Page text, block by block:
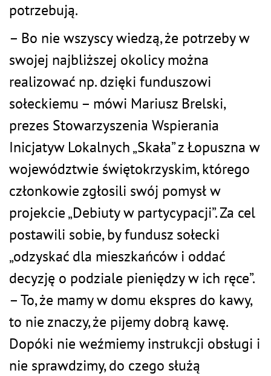
potrzebują.
– Bo nie wszyscy wiedzą, że potrzeby w
swojej najbliższej okolicy można
realizować np. dzięki funduszowi
sołeckiemu – mówi Mariusz Brelski,
prezes Stowarzyszenia Wspierania
Inicjatyw Lokalnych „Skała” z Łopuszna w
województwie świętokrzyskim, którego
członkowie zgłosili swój pomysł w
projekcie „Debiuty w partycypacji”. Za cel
postawili sobie, by fundusz sołecki
„odzyskać dla mieszkańców i oddać
decyzję o podziale pieniędzy w ich ręce”.
– To, że mamy w domu ekspres do kawy,
to nie znaczy, że pijemy dobrą kawę.
Dopóki nie weźmiemy instrukcji obsługi i
nie sprawdzimy, do czego służą